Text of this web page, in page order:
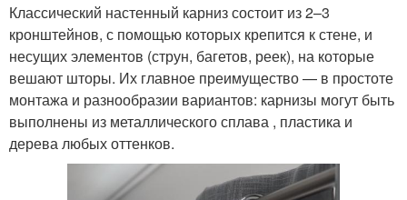
Классический настенный карниз состоит из 2–3
кронштейнов, с помощью которых крепится к стене, и
несущих элементов (струн, багетов, реек), на которые
вешают шторы. Их главное преимущество — в простоте
монтажа и разнообразии вариантов: карнизы могут быть
выполнены из металлического сплава , пластика и
дерева любых оттенков.